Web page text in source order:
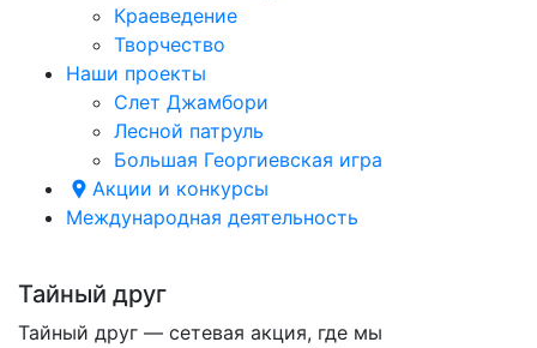
Краеведение
Творчество
Наши проекты
Слет Джамбори
Лесной патруль
Большая Георгиевская игра
Акции и конкурсы
Международная деятельность
Тайный друг
Тайный друг — сетевая акция, где мы